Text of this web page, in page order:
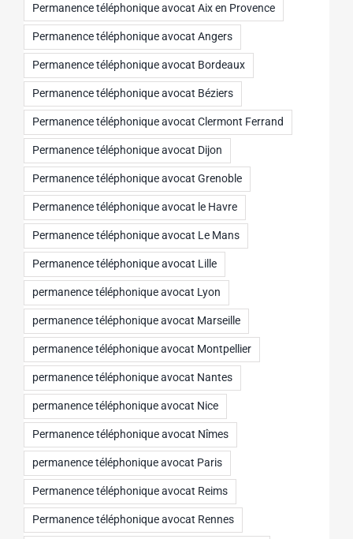
Permanence téléphonique avocat Aix en Provence
Permanence téléphonique avocat Angers
Permanence téléphonique avocat Bordeaux
Permanence téléphonique avocat Béziers
Permanence téléphonique avocat Clermont Ferrand
Permanence téléphonique avocat Dijon
Permanence téléphonique avocat Grenoble
Permanence téléphonique avocat le Havre
Permanence téléphonique avocat Le Mans
Permanence téléphonique avocat Lille
permanence téléphonique avocat Lyon
permanence téléphonique avocat Marseille
permanence téléphonique avocat Montpellier
permanence téléphonique avocat Nantes
permanence téléphonique avocat Nice
Permanence téléphonique avocat Nîmes
permanence téléphonique avocat Paris
Permanence téléphonique avocat Reims
Permanence téléphonique avocat Rennes